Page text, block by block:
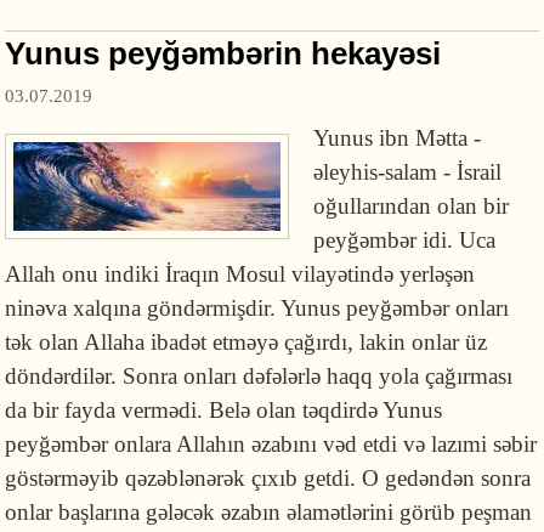
Yunus peyğəmbərin hekayəsi
03.07.2019
Yunus ibn Mətta -
əleyhis-salam - İsrail
oğullarından olan bir
peyğəmbər idi. Uca
Allah onu indiki İraqın Mosul vilayətində yerləşən
ninəva xalqına göndərmişdir. Yunus peyğəmbər onları
tək olan Allaha ibadət etməyə çağırdı, lakin onlar üz
döndərdilər. Sonra onları dəfələrlə haqq yola çağırması
da bir fayda vermədi. Belə olan təqdirdə Yunus
peyğəmbər onlara Allahın əzabını vəd etdi və lazımi səbir
göstərməyib qəzəblənərək çıxıb getdi. O gedəndən sonra
onlar başlarına gələcək əzabın əlamətlərini görüb peşman